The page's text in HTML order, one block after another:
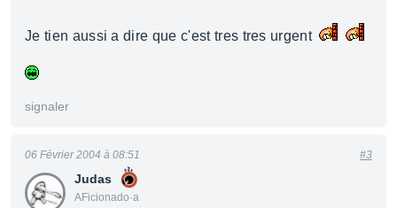
Je tien aussi a dire que c'est tres tres urgent
signaler
Judas
AFicionado·a
06 Février 2004 à 08:51 #3